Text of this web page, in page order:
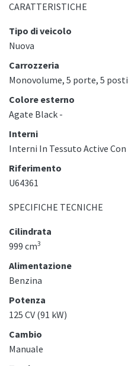
CARATTERISTICHE
Tipo di veicolo
Nuova
Carrozzeria
Monovolume, 5 porte, 5 posti
Colore esterno
Agate Black -
Interni
Interni In Tessuto Active Con
Riferimento
U64361
SPECIFICHE TECNICHE
Cilindrata
999 cm3
Alimentazione
Benzina
Potenza
125 CV (91 kW)
Cambio
Manuale